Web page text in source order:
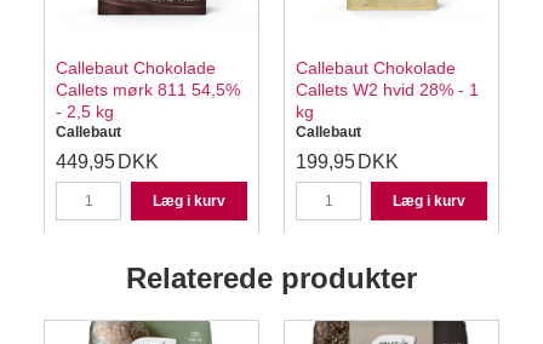
Callebaut Chokolade
Callets mørk 811 54,5%
- 2,5 kg
Callebaut
449,95 DKK
Læg i kurv
Callebaut Chokolade
Callets W2 hvid 28% - 1
kg
Callebaut
199,95 DKK
Læg i kurv
Relaterede produkter